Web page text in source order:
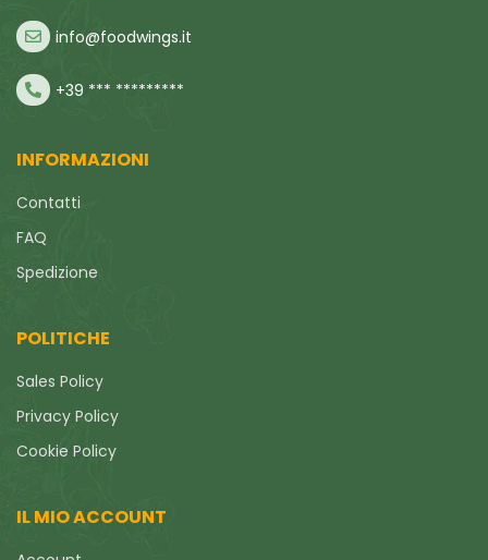
info@foodwings.it
+39 *** *********
INFORMAZIONI
Contatti
FAQ
Spedizione
POLITICHE
Sales Policy
Privacy Policy
Cookie Policy
IL MIO ACCOUNT